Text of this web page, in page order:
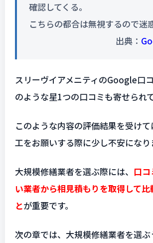
確認してくる。
こちらの都合は無視するので迷
出典：
スリーヴイアメニティのGoogle口
のような星1つの口コミも寄せられ
このような内容の評価結果を受け
工をお願いする際に少し不安になり
大規模修繕業者を選ぶ際には、 口
い業者から相見積もりを取得して比
とが重要です。
次の章では、大規模修繕業者を選